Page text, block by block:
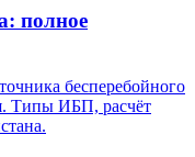
полное
бесперебойного
Типы ИБП, расчёт